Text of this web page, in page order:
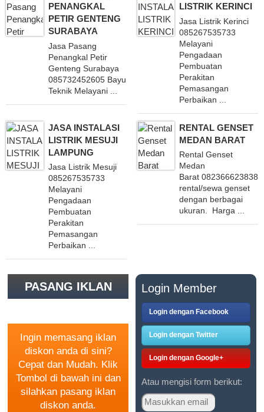
PENANGKAL
PETIR GENTENG
SURABAYA
Jasa Pasang
Penangkal Petir
Genteng Surabaya
085732452605 Bayu
Teknik Melayani ...
LISTRIK KERINCI
Jasa Listrik Kerinci
085267535733
Melayani
Pengadaan
Pembuatan
Perakitan
Pemasangan
Perbaikan ...
JASA INSTALASI
LISTRIK MESUJI
LAMPUNG
Jasa Listrik Mesuji
085267535733
Melayani
Pengadaan
Pembuatan
Perakitan
Pemasangan
Perbaikan ...
RENTAL GENSET
MEDAN BARAT
Rental Genset
Medan
Barat 082366623838
rental/sewa genset
dengan berbagai
ukuran. Harga ...
PASANG IKLAN
Ingin memasang iklan
diskon anda di sini?
Cepat dan Mudah. Klik
Tombol di bawah ini dan
silahkan pasang iklan
diskon anda.
Login Member
Login dengan Facebook
Login dengan Twitter
Login dengan Google+
Atau mengisi form berikut: